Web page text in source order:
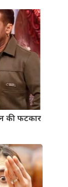
की फटकार